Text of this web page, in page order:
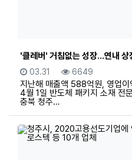
'클레버' 거침없는 성장...연내 상
등록일
03.31 조회
6649
지난해 매출액 588억원, 영업
4월 1일 반도체 패키지 소재 전
충북 청주…